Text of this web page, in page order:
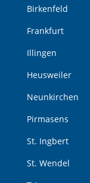
Birkenfeld
Frankfurt
Illingen
Heusweiler
Neunkirchen
Pirmasens
St. Ingbert
St. Wendel